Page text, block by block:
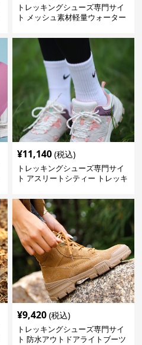
トレッキングシューズ専門サイ
ト メッシュ素材軽量ウォーター
¥11,140 (税込)
トレッキングシューズ専門サイ
ト アスリートシティー トレッキ
¥9,420 (税込)
トレッキングシューズ専門サイ
ト 防水アウトドアライトブーツ